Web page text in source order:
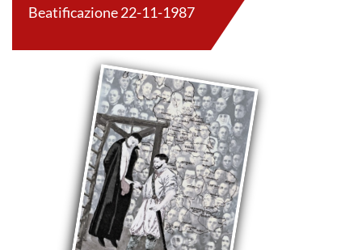
Beatificazione 22-11-1987